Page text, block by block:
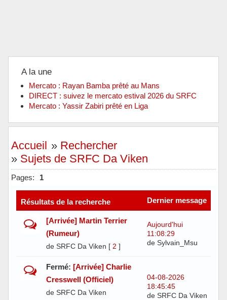
A la une
Mercato : Rayan Bamba prêté au Mans
DIRECT : suivez le mercato estival 2026 du SRFC
Mercato : Yassir Zabiri prêté en Liga
Accueil » Rechercher
» Sujets de SRFC Da Viken
Pages: 1
Résultats de la recherche Dernier message
[Arrivée] Martin Terrier
(Rumeur)
de SRFC Da Viken [ 2 ]
Aujourd'hui
11:08:29
de Sylvain_Msu
Fermé: [Arrivée] Charlie
Cresswell (Officiel)
de SRFC Da Viken
04-08-2026
18:45:45
de SRFC Da Viken